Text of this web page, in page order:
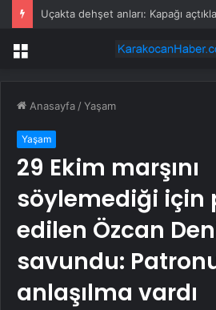
Menü
Anasayfa /Yaşam
Yaşam
29 Ekim marşını
söylemediği için
edilen Özcan
savundu:
anlaşılma vardı